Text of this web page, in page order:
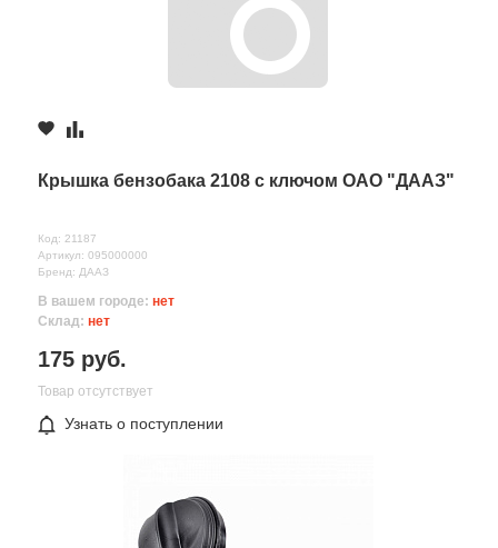
Комментарий
Отправляя форму вы соглашаетесь на
Крышка бензобака 2108 с ключом ОАО "ДААЗ"
Код: 21187
Артикул: 095000000
Бренд: ДААЗ
В вашем городе: нет
Склад: нет
175 руб.
Товар отсутствует
Узнать о поступлении